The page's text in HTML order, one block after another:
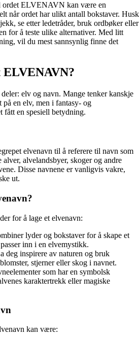
ordet ELVENAVN kan være en
når ordet har ulikt antall bokstaver. Husk
se etter ledetråder, bruk ordbøker eller
for å teste ulike alternativer. Med litt
vil du mest sannsynlig finne det
elv og navn. Mange tenker kanskje
på en elv, men i fantasy- og
fått en spesiell betydning.
elvenavn til å referere til navn som
alver, alvelandsbyer, skoger og andre
Disse navnene er vanligvis vakre,
ut.
for å lage et elvenavn:
lyder og bokstaver for å skape et
inn i en elvemystikk.
deg inspirere av naturen og bruk
stjerner eller skog i navnet.
som har en symbolsk
karaktertrekk eller magiske
kan være: